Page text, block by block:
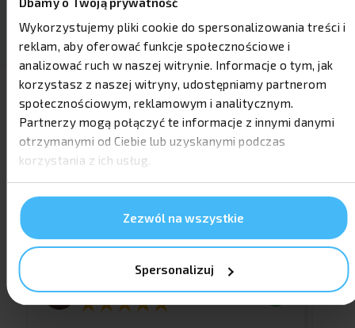
Wykorzystujemy pliki cookie do spersonalizowania treści i
reklam, aby oferować funkcje społecznościowe i
analizować ruch w naszej witrynie. Informacje o tym, jak
korzystasz z naszej witryny, udostępniamy partnerom
społecznościowym, reklamowym i analitycznym.
Partnerzy mogą połączyć te informacje z innymi danymi
otrzymanymi od Ciebie lub uzyskanymi podczas
korzystania z ich usług.
Zezwól na wszystkie
Spersonalizuj
Sprawdź opinie zadowolonych
klientów
Justyna Guz